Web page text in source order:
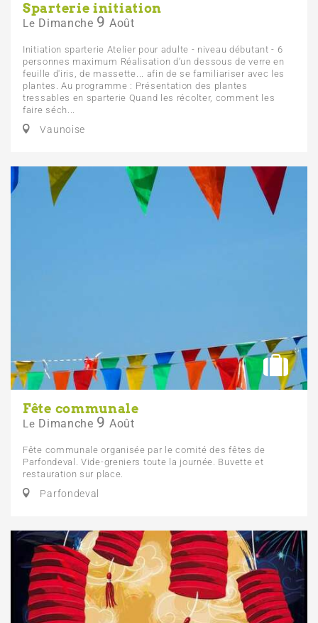
Sparterie initiation
Le Dimanche 9 Août
Initiation sparterie Atelier pour adulte - niveau débutant - 6
personnes maximum Réalisation d’un dessous de verre en
feuille d'iris, de massette... afin de se familiariser avec les
plantes. Au programme : Présentation des plantes
tressables en sparterie Quand les récolter, comment les
faire séch...
Vaunoise
Fête communale
Le Dimanche 9 Août
Fête communale organisée par le comité des fêtes de
Parfondeval. Vide-greniers toute la journée. Buvette et
restauration sur place.
Parfondeval